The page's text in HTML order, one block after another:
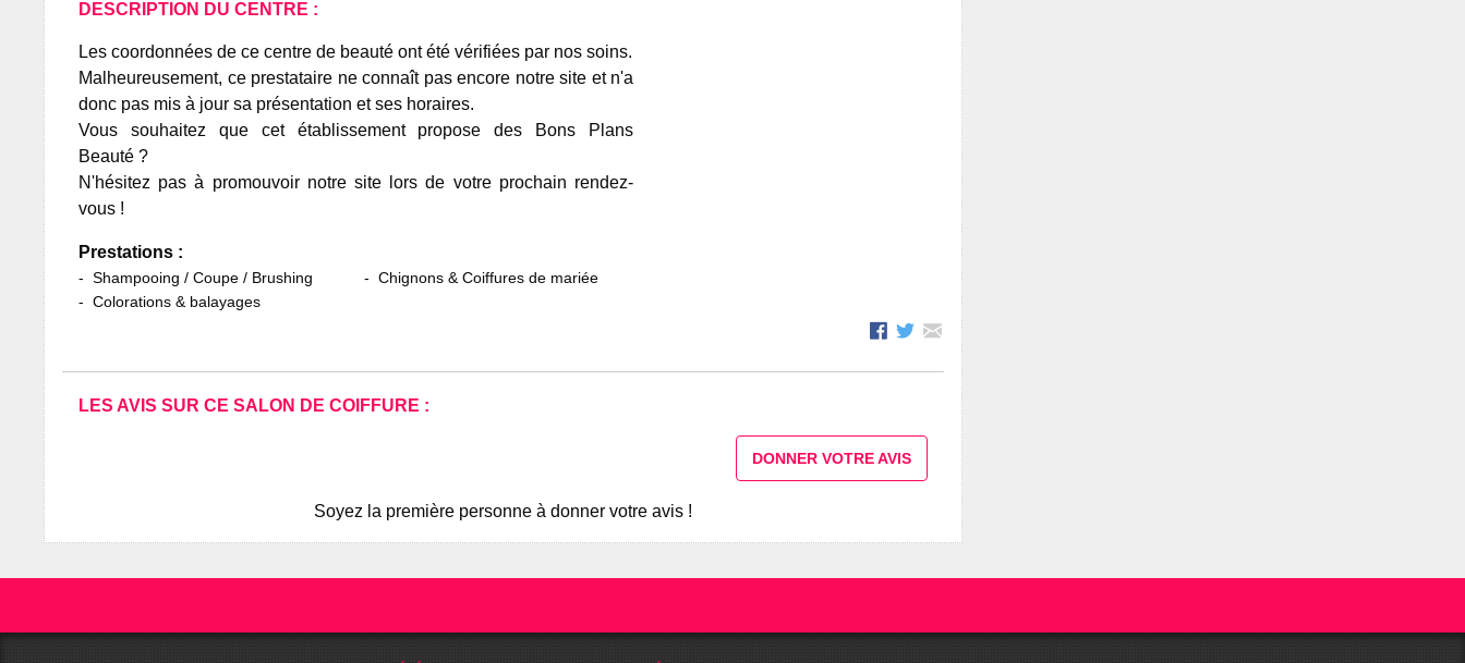
DESCRIPTION DU CENTRE :
Les coordonnées de ce centre de beauté ont été vérifiées par nos soins.
Malheureusement, ce prestataire ne connaît pas encore notre site et n'a
donc pas mis à jour sa présentation et ses horaires.
Vous souhaitez que cet établissement propose des Bons Plans
Beauté ?
N'hésitez pas à promouvoir notre site lors de votre prochain rendez-
vous !
Prestations :
Shampooing / Coupe / Brushing
Colorations & balayages
Chignons & Coiffures de mariée
LES AVIS SUR CE SALON DE COIFFURE :
DONNER VOTRE AVIS
Soyez la première personne à donner votre avis !